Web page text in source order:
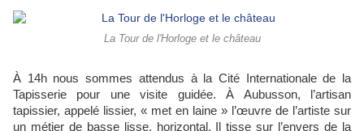
La Tour de l'Horloge et le château
À 14h nous sommes attendus à la Cité Internationale de la
Tapisserie pour une visite guidée. À Aubusson, l’artisan
tapissier, appelé lissier, « met en laine » l’œuvre de l’artiste sur
un métier de basse lisse, horizontal. Il tisse sur l’envers de la